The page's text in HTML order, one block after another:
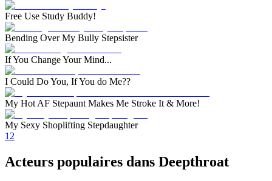
Free Use Study Buddy!
Bending Over My Bully Stepsister
If You Change Your Mind...
I Could Do You, If You do Me??
My Hot AF Stepaunt Makes Me Stroke It & More!
My Sexy Shoplifting Stepdaughter
1 2
Acteurs populaires dans Deepthroat